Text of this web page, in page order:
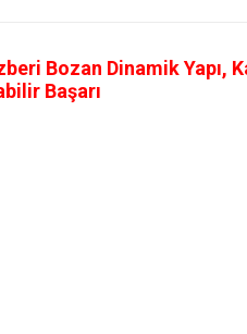
Bozan Dinamik Yapı,
Başarı